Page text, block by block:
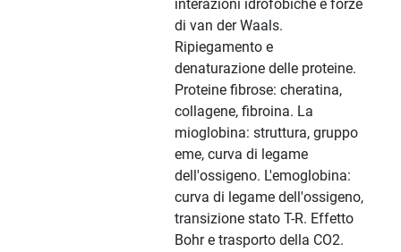
interazioni idrofobiche e forze
di van der Waals.
Ripiegamento e
denaturazione delle proteine.
Proteine fibrose: cheratina,
collagene, fibroina. La
mioglobina: struttura, gruppo
eme, curva di legame
dell'ossigeno. L'emoglobina:
curva di legame dell'ossigeno,
transizione stato T-R. Effetto
Bohr e trasporto della CO2.